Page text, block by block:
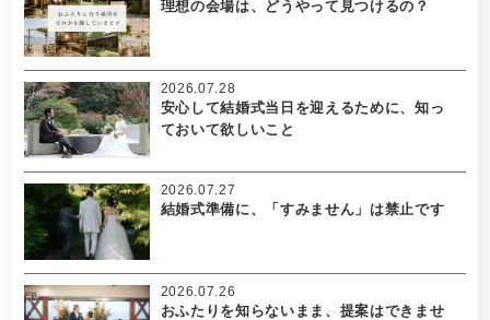
理想の会場は、どうやって見つけるの？
安心して結婚式当日を迎えるために、知っ
ておいて欲しいこと
2026.07.28
結婚式準備に、「すみません」は禁止です
2026.07.27
おふたりを知らないまま、提案はできませ
2026.07.26